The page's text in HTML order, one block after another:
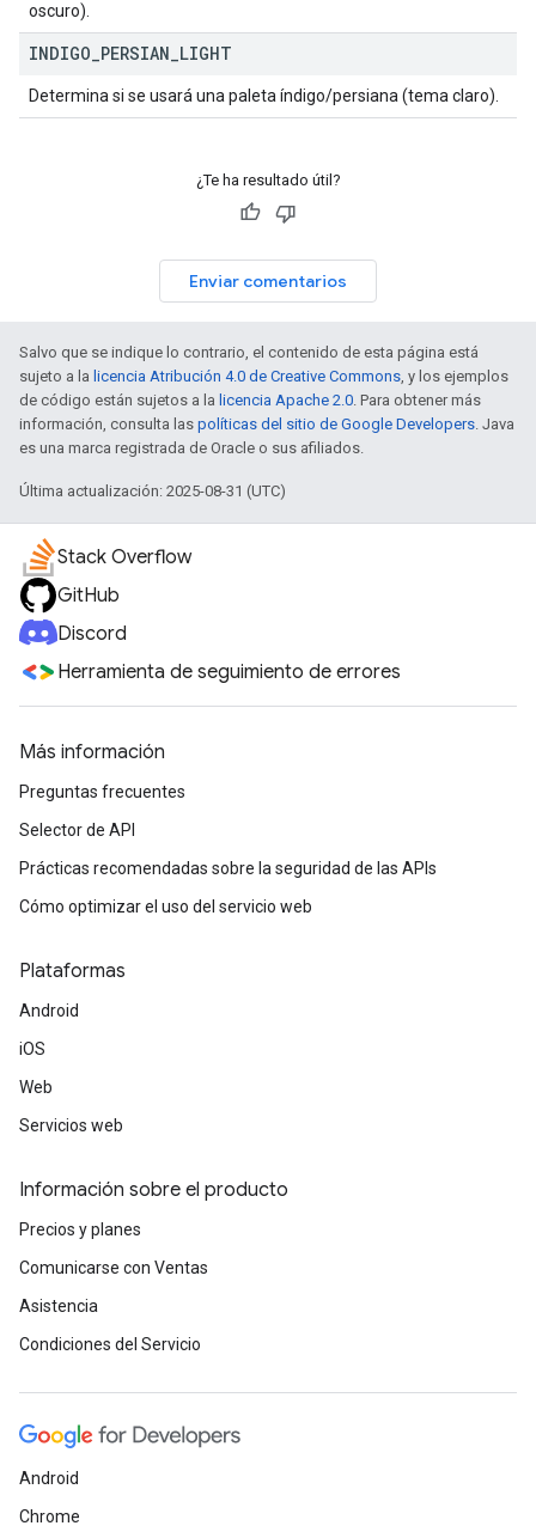
oscuro).
INDIGO PERSIAN LIGHT
Determina si se usará una paleta índigo/persiana (tema claro).
¿Te ha resultado útil?
Enviar comentarios
Salvo que se indique lo contrario, el contenido de esta página está
sujeto a la licencia Atribución 4.0 de Creative Commons, y los ejemplos
de código están sujetos a la licencia Apache 2.0. Para obtener más
información, consulta las políticas del sitio de Google Developers. Java
es una marca registrada de Oracle o sus afiliados.
Última actualización: 2025-08-31 (UTC)
Stack Overflow
GitHub
Discord
Herramienta de seguimiento de errores
Más información
Preguntas frecuentes
Selector de API
Prácticas recomendadas sobre la seguridad de las APIs
Cómo optimizar el uso del servicio web
Plataformas
Android
iOS
Web
Servicios web
Información sobre el producto
Precios y planes
Comunicarse con Ventas
Asistencia
Condiciones del Servicio
Android
Chrome